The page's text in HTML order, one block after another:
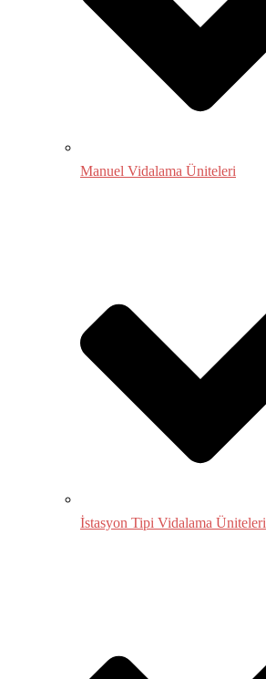
Manuel Vidalama Üniteleri
İstasyon Tipi Vidalama Üniteleri